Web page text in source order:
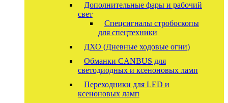
Дополнительные фары и рабочий
свет
Спецсигналы стробоскопы
для спецтехники
ДХО (Дневные ходовые огни)
Обманки CANBUS для
светодиодных и ксеноновых ламп
Переходники для LED и
ксеноновых ламп